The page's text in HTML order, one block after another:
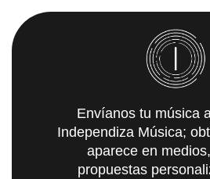
Envíanos tu música
Independiza Música;
aparece en
propuestas